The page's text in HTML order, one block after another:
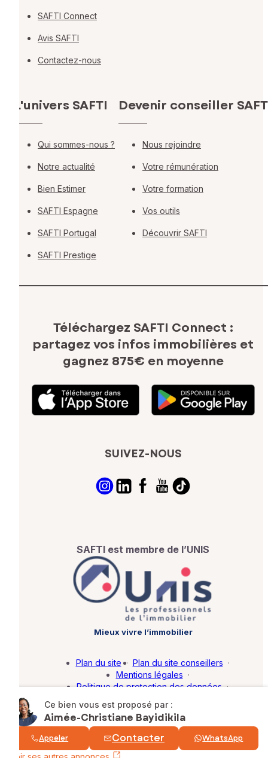
Ce bien vous est proposé par :
Aimée-Christiane Bayidikila
Appeler Contacter WhatsApp
SAFTI Connect
Avis SAFTI
Contactez-nous
L'univers SAFTI
Qui sommes-nous ?
Notre actualité
Bien Estimer
SAFTI Espagne
SAFTI Portugal
SAFTI Prestige
Devenir conseiller
Nous rejoindre
Votre rémunération
Votre formation
Vos outils
Découvrir SAFTI
Téléchargez SAFTI Connect :
partagez vos infos immobilières et
gagnez 875€ en moyenne
SUIVEZ-NOUS
SAFTI est membre de l’UNIS
Mieux vivre l’immobilier
© SAFTI 2026. Tous droits réservés.
Plan du site · Plan du site conseillers ·
Mentions légales ·
Politique de protection des données ·